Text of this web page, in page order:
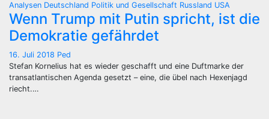
Analysen Deutschland Politik und Gesellschaft Russland USA
Wenn Trump mit Putin spricht, ist die
Demokratie gefährdet
16. Juli 2018 Ped
Stefan Kornelius hat es wieder geschafft und eine Duftmarke der
transatlantischen Agenda gesetzt – eine, die übel nach Hexenjagd
riecht.…